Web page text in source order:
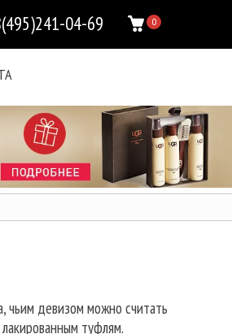
0
04-69
чьим девизом можно считать
туфлям.